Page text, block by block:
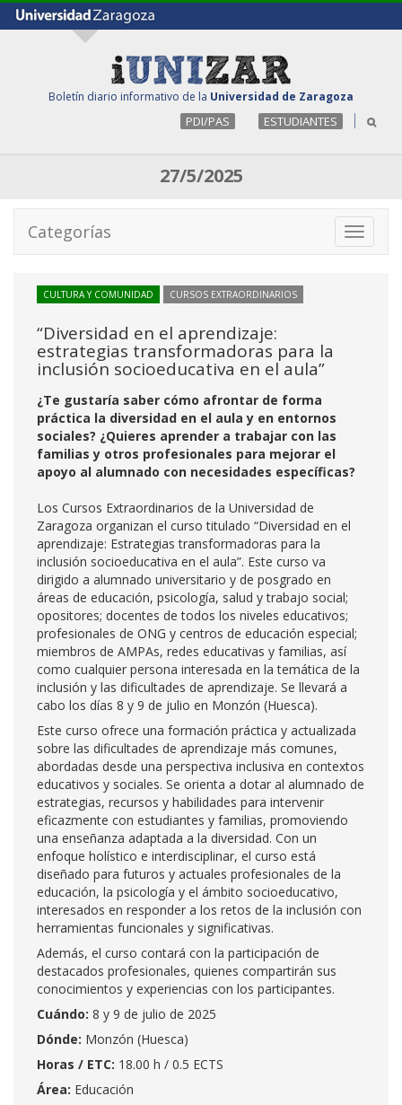
Boletín diario informativo de la Universidad de Zaragoza
PDI/PAS ESTUDIANTES
27/5/2025
Toggle
Categorías
CULTURA Y COMUNIDAD CURSOS EXTRAORDINARIOS
“Diversidad en el aprendizaje:
estrategias transformadoras para la
inclusión socioeducativa en el aula”
¿Te gustaría saber cómo afrontar de forma
práctica la diversidad en el aula y en entornos
sociales? ¿Quieres aprender a trabajar con las
familias y otros profesionales para mejorar el
apoyo al alumnado con necesidades específicas?
Los Cursos Extraordinarios de la Universidad de
Zaragoza organizan el curso titulado “Diversidad en el
aprendizaje: Estrategias transformadoras para la
inclusión socioeducativa en el aula”. Este curso va
dirigido a alumnado universitario y de posgrado en
áreas de educación, psicología, salud y trabajo social;
opositores; docentes de todos los niveles educativos;
profesionales de ONG y centros de educación especial;
miembros de AMPAs, redes educativas y familias, así
como cualquier persona interesada en la temática de la
inclusión y las dificultades de aprendizaje. Se llevará a
cabo los días 8 y 9 de julio en Monzón (Huesca).
Este curso ofrece una formación práctica y actualizada
sobre las dificultades de aprendizaje más comunes,
abordadas desde una perspectiva inclusiva en contextos
educativos y sociales. Se orienta a dotar al alumnado de
estrategias, recursos y habilidades para intervenir
eficazmente con estudiantes y familias, promoviendo
una enseñanza adaptada a la diversidad. Con un
enfoque holístico e interdisciplinar, el curso está
diseñado para futuros y actuales profesionales de la
educación, la psicología y el ámbito socioeducativo,
interesados en responder a los retos de la inclusión con
herramientas funcionales y significativas.
Además, el curso contará con la participación de
destacados profesionales, quienes compartirán sus
conocimientos y experiencias con los participantes.
Cuándo: 8 y 9 de julio de 2025
Dónde: Monzón (Huesca)
Horas / ETC: 18.00 h / 0.5 ECTS
Área: Educación